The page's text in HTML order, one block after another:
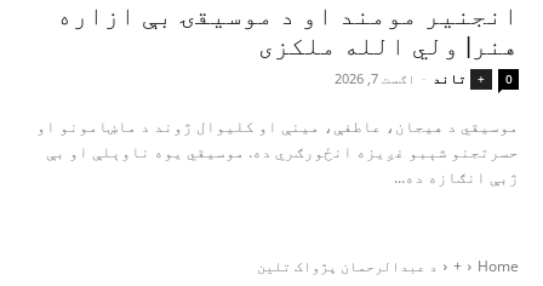
انجنیر مومند او د موسیقۍ بې‌ ازاره
هنر| ولي الله ملکزی
+ تاند - اګست 7, 2026 0
موسیقي د هیجان، عاطفې، مینې او کلیوال ژوند د ماښامونو او
حسرتجنو شېبو غږیزه انځورګري ده. موسیقي یوه ناوېلې او بې‌
ژبې انګازه ده...